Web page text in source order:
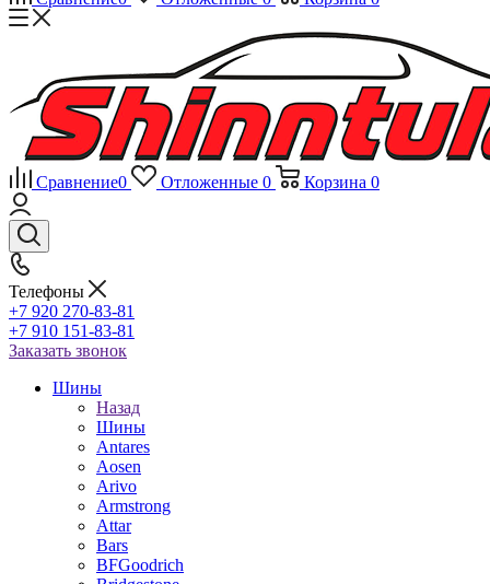
Сравнение0 Отложенные 0 Корзина 0
Телефоны
+7 920 270-83-81
+7 910 151-83-81
Заказать звонок
Шины
Назад
Шины
Antares
Aosen
Arivo
Armstrong
Attar
Bars
BFGoodrich